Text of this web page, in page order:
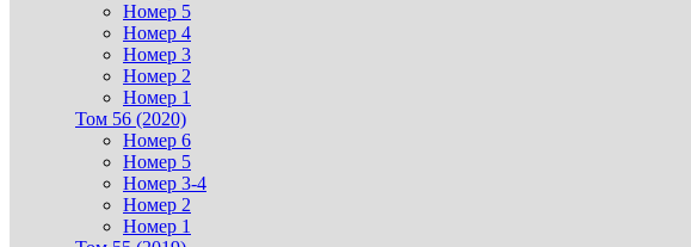
Номер 5
Номер 4
Номер 3
Номер 2
Номер 1
Том 56 (2020)
Номер 6
Номер 5
Номер 3-4
Номер 2
Номер 1